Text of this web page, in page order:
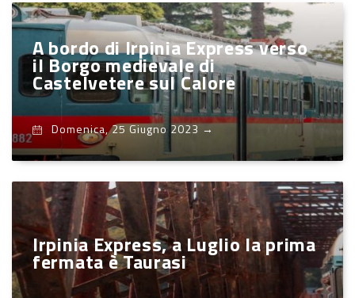
A bordo di Irpinia Express verso
il Borgo medievale di
Castelvetere sul Calore
Domenica, 25 Giugno 2023→
Irpinia Express, a Luglio la prima
fermata è Taurasi